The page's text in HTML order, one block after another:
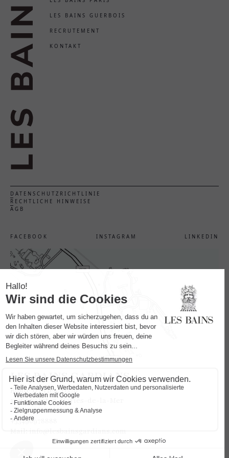
LES BAINS GUERBOIS
RECRUTEMENT
KONTAKT
DATENSCHUTZRICHTLINIE
RECHTLICHE HINWEISE
AGB
FACEBOOK INSTAGRAM LINKEDIN
LES BAINS GARDIANS
Route D'Arles, D570
13460 Saintes-Maries-de-la-Mer
‍+33490978888